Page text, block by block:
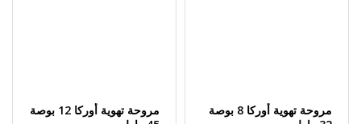
مروحة تهوية أوركا 8 بوصة
مروحة تهوية أوركا 12 بوصة